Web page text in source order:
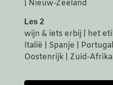
| Nieuw-Zeeland
Les 2
wijn & iets erbij | het
Italië | Spanje | Portugal
Oostenrijk | Zuid-Afrika